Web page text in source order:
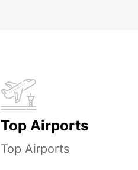
Top Airports
Top Airports